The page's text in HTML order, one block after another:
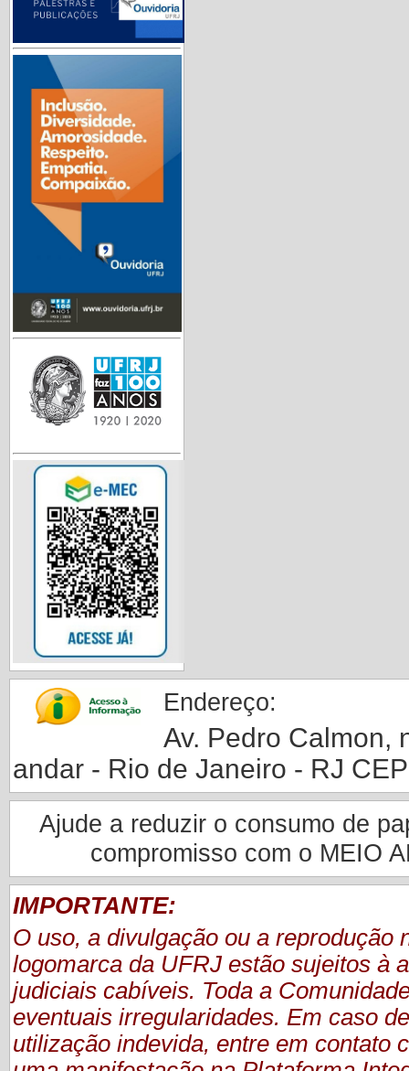
Endereço:
Av. Pedro Calmon,
andar - Rio de Janeiro - RJ
Ajude a reduzir o consumo de
compromisso com o MEIO
IMPORTANTE:
O uso, a divulgação ou a reprodução
logomarca da UFRJ estão sujeitos à
judiciais cabíveis. Toda a
eventuais irregularidades. Em caso
utilização indevida, entre em contato